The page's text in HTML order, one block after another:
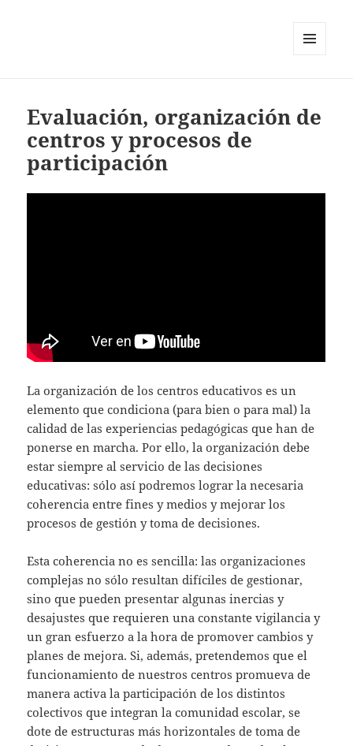
Evaluación, organización de
centros y procesos de
participación
La organización de los centros educativos es un
elemento que condiciona (para bien o para mal) la
calidad de las experiencias pedagógicas que han de
ponerse en marcha. Por ello, la organización debe
estar siempre al servicio de las decisiones
educativas: sólo así podremos lograr la necesaria
coherencia entre fines y medios y mejorar los
procesos de gestión y toma de decisiones.
Esta coherencia no es sencilla: las organizaciones
complejas no sólo resultan difíciles de gestionar,
sino que pueden presentar algunas inercias y
desajustes que requieren una constante vigilancia y
un gran esfuerzo a la hora de promover cambios y
planes de mejora. Si, además, pretendemos que el
funcionamiento de nuestros centros promueva de
manera activa la participación de los distintos
colectivos que integran la comunidad escolar, se
dote de estructuras más horizontales de toma de